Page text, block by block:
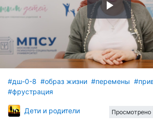
видео
#дш-0-8 #образ жизни #перемены
#фрустрация
Дети и родители Просмотрено